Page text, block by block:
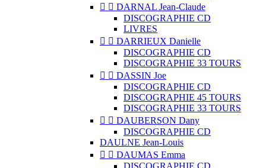
  DARNAL Jean-Claude
DISCOGRAPHIE CD
LIVRES
  DARRIEUX Danielle
DISCOGRAPHIE CD
DISCOGRAPHIE 33 TOURS
  DASSIN Joe
DISCOGRAPHIE CD
DISCOGRAPHIE 45 TOURS
DISCOGRAPHIE 33 TOURS
  DAUBERSON Dany
DISCOGRAPHIE CD
DAULNE Jean-Louis
  DAUMAS Emma
DISCOGRAPHIE CD